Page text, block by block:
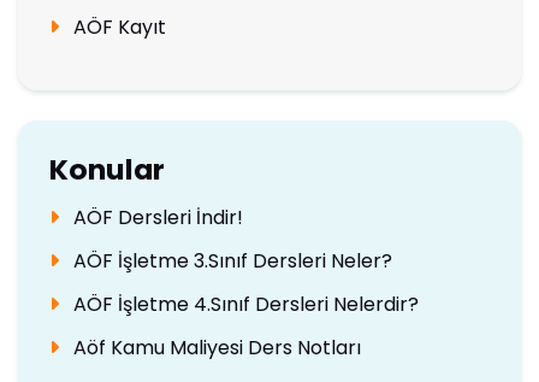
AÖF Kayıt
Konular
AÖF Dersleri İndir!
AÖF İşletme 3.Sınıf Dersleri Neler?
AÖF İşletme 4.Sınıf Dersleri Nelerdir?
Aöf Kamu Maliyesi Ders Notları